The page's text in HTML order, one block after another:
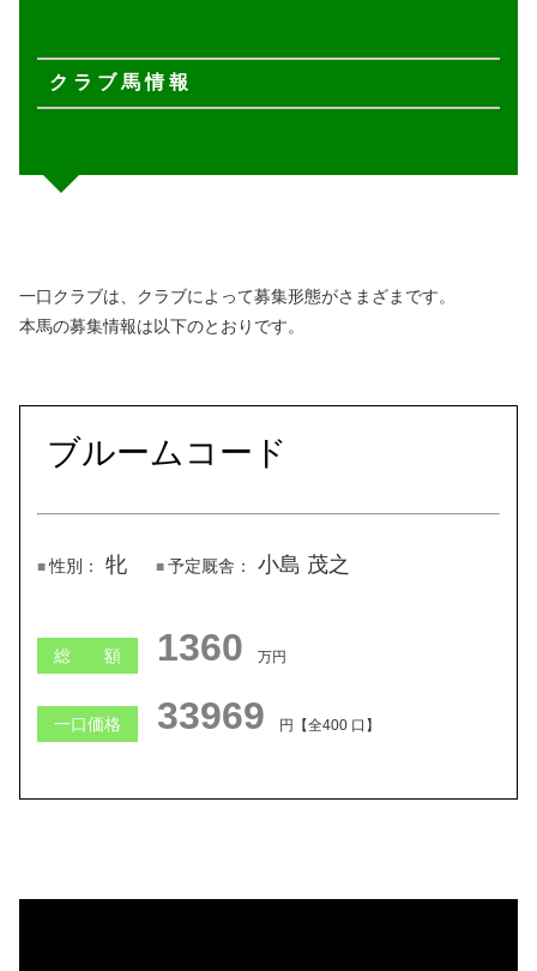
ク ラ ブ 馬 情 報
一口クラブは、クラブによって募集形態がさまざまです。
本馬の募集情報は以下のとおりです。
ブルームコード
性別： 牝 予定厩舎： 小島 茂之
総 額 1360 万円
一口価格 33969 円【全400 口】